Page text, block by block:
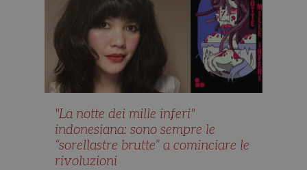
"La notte dei mille inferi"
indonesiana: sono sempre le
“sorellastre brutte” a cominciare le
rivoluzioni